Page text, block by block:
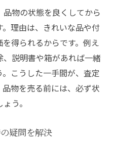
物の状態を良くしてから
理由は、きれいな品や付
得られるからです。例え
説明書や箱があれば一緒
こうした一手間が、査定
物を売る前には、必ず状
う。
疑問を解決